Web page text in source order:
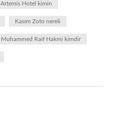
Artemis Hotel kimin
Kasım Zoto nereli
Muhammed Raif Hakmi kimdir